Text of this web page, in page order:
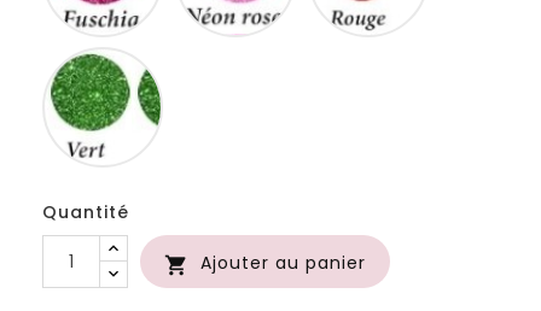
Quantité
 Ajouter au panier